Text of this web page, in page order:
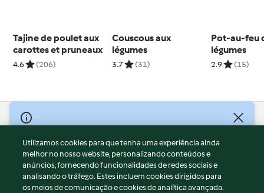
Tajine de poulet aux
carottes et pruneaux
4.6 (206)
Couscous aux
légumes
3.7 (31)
Pot-au-feu
légumes
2.9 (15)
© Copyright 2026
Termos de Utilização
Aviso sobre Proteção de Dados
Aviso
Utilizamos cookies para que tenha uma experiência ainda
melhor no nosso website, personalizando conteúdos e
anúncios, fornecendo funcionalidades de redes sociais e
analisando o tráfego. Estes incluem cookies dirigidos para
os meios de comunicação e cookies de analítica avançada.